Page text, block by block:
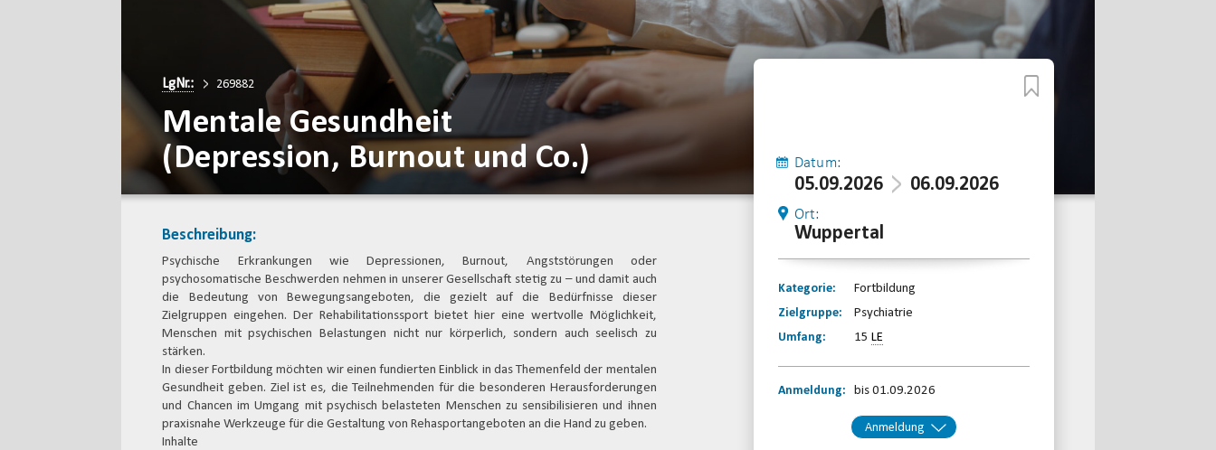
LgNr.: 269882
Mentale Gesundheit
(Depression, Burnout und Co.)
Datum:
05.09.2026 06.09.2026
Ort:
Wuppertal
Kategorie:
Fortbildung
Zielgruppe:
Psychiatrie
Umfang:
15 LE
Anmeldung: bis 01.09.2026
Anmeldung
Beschreibung:
Psychische Erkrankungen wie Depressionen, Burnout, Angststörungen oder
psychosomatische Beschwerden nehmen in unserer Gesellschaft stetig zu – und damit auch
die Bedeutung von Bewegungsangeboten, die gezielt auf die Bedürfnisse dieser
Zielgruppen eingehen. Der Rehabilitationssport bietet hier eine wertvolle Möglichkeit,
Menschen mit psychischen Belastungen nicht nur körperlich, sondern auch seelisch zu
stärken.
In dieser Fortbildung möchten wir einen fundierten Einblick in das Themenfeld der mentalen
Gesundheit geben. Ziel ist es, die Teilnehmenden für die besonderen Herausforderungen
und Chancen im Umgang mit psychisch belasteten Menschen zu sensibilisieren und ihnen
praxisnahe Werkzeuge für die Gestaltung von Rehasportangeboten an die Hand zu geben.
Inhalte